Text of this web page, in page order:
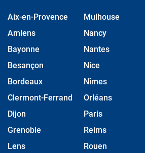
Aix-en-Provence
Amiens
Bayonne
Besançon
Bordeaux
Clermont-Ferrand
Dijon
Grenoble
Lens
Mulhouse
Nancy
Nantes
Nice
Nîmes
Orléans
Paris
Reims
Rouen